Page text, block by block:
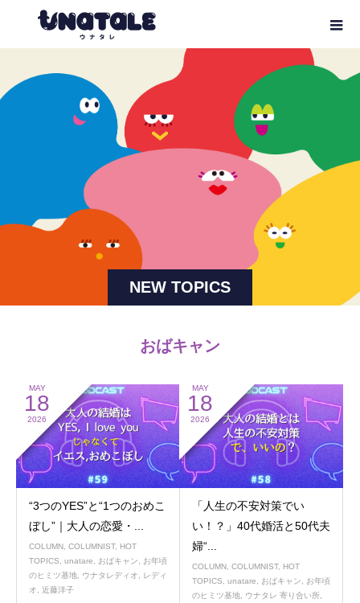
NEW TOPICS
おばキャン
MAY
18
2026
“3つのYES”と“1つのおめこ
ぼし”｜大人の恋愛・...
COLUMN, COLUMNIST, HOT
TOPICS, unatare, おばキャン, お年頃
のヒミツ基地, ウナタレディオ, レディ
オ, 近藤洋子
MAY
18
2026
「人生の不安対策でい
い！？」40代婚活と50代夫
婦“...
COLUMN, COLUMNIST, HOT
TOPICS, unatare, おばキャン, お年頃
のヒミツ基地, ウナタレ 寄り合い所,